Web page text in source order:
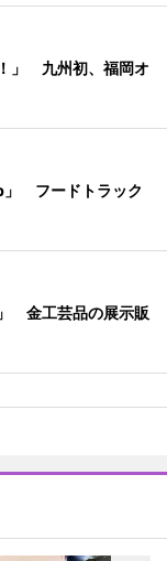
」 九州初、福岡オ
」 フードトラック
金工芸品の展示販